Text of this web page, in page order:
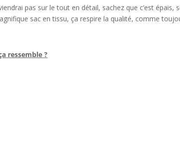
pas sur le tout en détail, sachez que c’est
sac en tissu, ça respire la qualité, comme
ressemble ?